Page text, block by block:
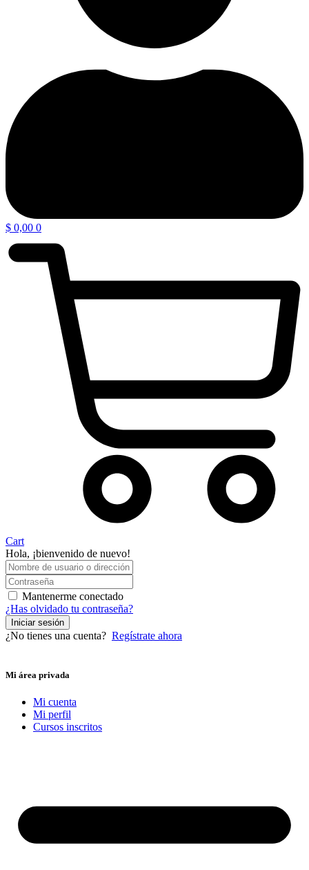
$ 0,00 0
Cart
Hola, ¡bienvenido de nuevo!
Mantenerme conectado
¿Has olvidado tu contraseña?
Iniciar sesión
¿No tienes una cuenta? Regístrate ahora
Mi área privada
Mi cuenta
Mi perfil
Cursos inscritos